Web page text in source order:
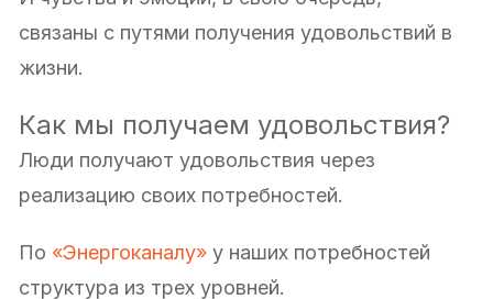
связаны с путями получения удовольствий в
жизни.
Как мы получаем удовольствия?
Люди получают удовольствия через
реализацию своих потребностей.
По «Энергоканалу» у наших потребностей
структура из трех уровней.